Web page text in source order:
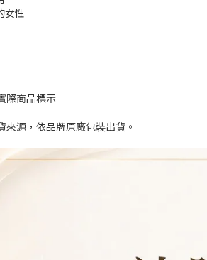
女性
際商品標示
來源，依品牌原廠包裝出貨。